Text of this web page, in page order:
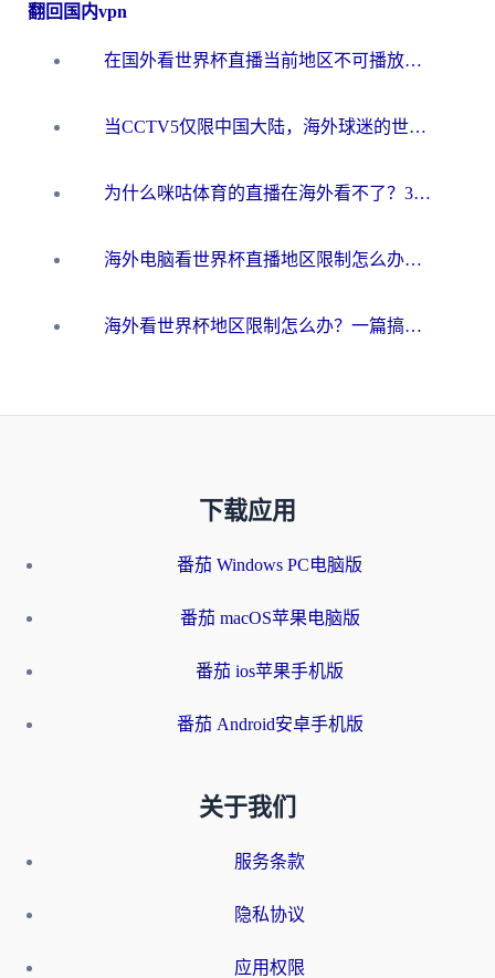
翻回国内vpn
在国外看世界杯直播当前地区不可播放？海外党必看的回国加速全攻略
当CCTV5仅限中国大陆，海外球迷的世界杯狂欢如何继续？
为什么咪咕体育的直播在海外看不了？3步解决海外看世界杯+抖音地区限制难题
海外电脑看世界杯直播地区限制怎么办？你需要一个聪明的加速器
海外看世界杯地区限制怎么办？一篇搞定咪咕视频播放+国内资源无缝访问指南
下载应用
番茄 Windows PC电脑版
番茄 macOS苹果电脑版
番茄 ios苹果手机版
番茄 Android安卓手机版
关于我们
服务条款
隐私协议
应用权限